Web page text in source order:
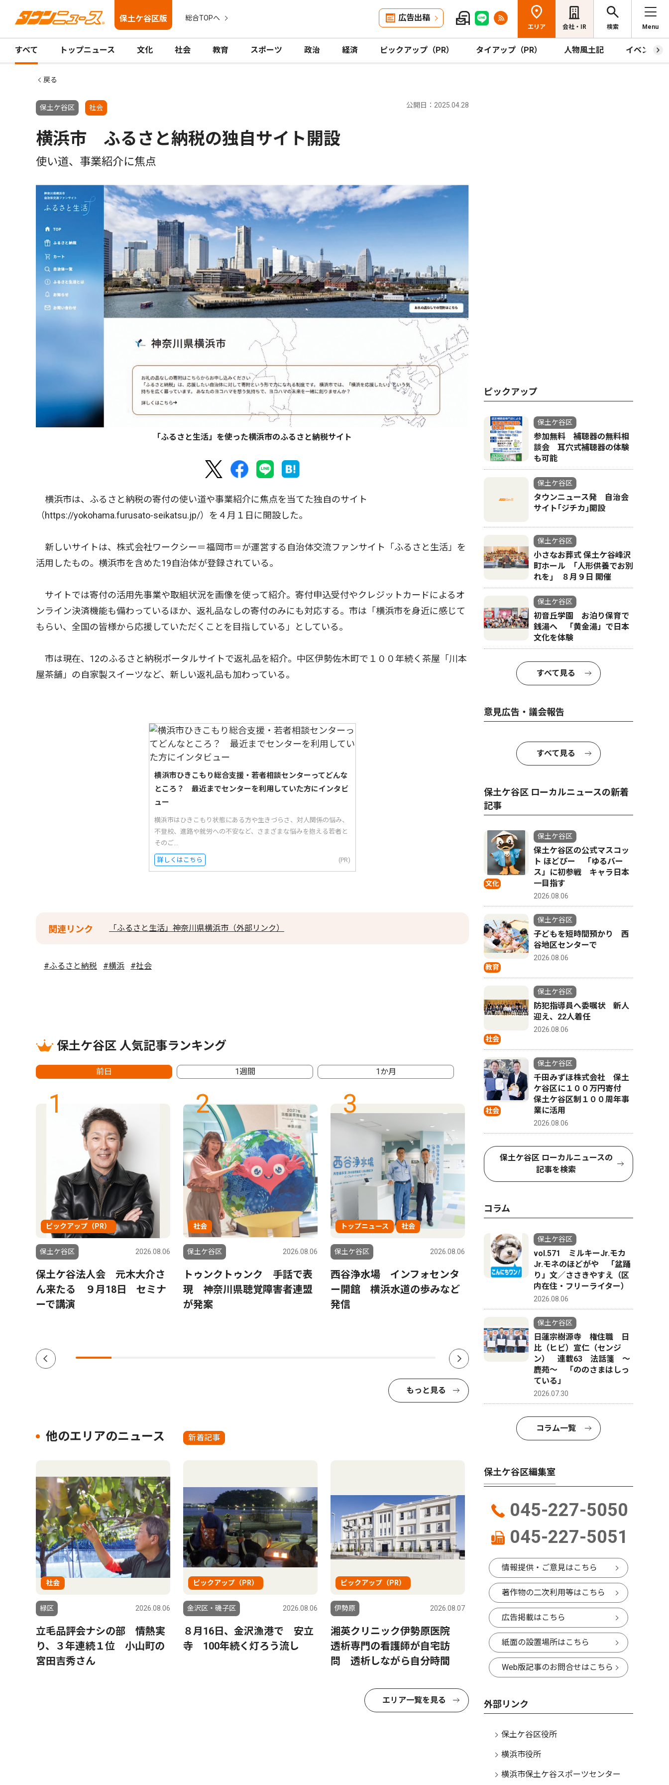
保土ケ谷区版 総合TOPへ 広告出稿
エリア 会社・IR 検索 Menu
すべて トップニュース 文化 社会 教育 スポーツ 政治 経済 ピックアップ（PR） タイアップ（PR） 人物風土記 イベント
戻る
保土ケ谷区 社会 公開日：2025.04.28
横浜市 ふるさと納税の独自サイト開設
使い道、事業紹介に焦点
「ふるさと生活」を使った横浜市のふるさと納税サイト
横浜市は、ふるさと納税の寄付の使い道や事業紹介に焦点を当てた独自のサイト
（https://yokohama.furusato-seikatsu.jp/）を４月１日に開設した。
新しいサイトは、株式会社ワークシー＝福岡市＝が運営する自治体交流ファンサイト「ふるさと生活」を
活用したもの。横浜市を含めた19自治体が登録されている。
サイトでは寄付の活用先事業や取組状況を画像を使って紹介。寄付申込受付やクレジットカードによるオ
ンライン決済機能も備わっているほか、返礼品なしの寄付のみにも対応する。市は「横浜市を身近に感じて
もらい、全国の皆様から応援していただくことを目指している」としている。
市は現在、12のふるさと納税ポータルサイトで返礼品を紹介。中区伊勢佐木町で１００年続く茶屋「川本
屋茶舗」の自家製スイーツなど、新しい返礼品も加わっている。
横浜市ひきこもり総合支援・若者相談センターってどんな
ところ？ 最近までセンターを利用していた方にインタビ
ュー
横浜市はひきこもり状態にある方や生きづらさ、対人関係の悩み、
不登校、進路や就労への不安など、さまざまな悩みを抱える若者と
そのご...
詳しくはこちら (PR)
関連リンク 「ふるさと生活」神奈川県横浜市（外部リンク）
#ふるさと納税 #横浜 #社会
保土ケ谷区 人気記事ランキング
前日 1週間 1か月
1
ピックアップ（PR）
保土ケ谷区 2026.08.06
保土ケ谷法人会 元木大介さ
ん来たる ９月18日 セミナ
ーで講演
2
社会
保土ケ谷区 2026.08.06
トゥンクトゥンク 手話で表
現 神奈川県聴覚障害者連盟
が発案
3
トップニュース 社会
保土ケ谷区 2026.08.06
西谷浄水場 インフォセンタ
ー開館 横浜水道の歩みなど
発信
4
保土ケ谷区 2026.07.30
横浜市ひきこもり総合支援・
若者相談センターってどんな
ところ？ 最近までセンター
を利用していた方にインタビ
ュー
もっと見る
他のエリアのニュース 新着記事
社会
緑区 2026.08.06
立毛品評会ナシの部 情熱実
り、３年連続１位 小山町の
宮田吉秀さん
ピックアップ（PR）
金沢区・磯子区 2026.08.06
８月16日、金沢漁港で 安立
寺 100年続く灯ろう流し
ピックアップ（PR）
伊勢原 2026.08.07
湘英クリニック伊勢原医院
透析専門の看護師が自宅訪
問 透析しながら自分時間
エリア一覧を見る
ピックアップ
保土ケ谷区
参加無料 補聴器の無料相
談会 耳穴式補聴器の体験
も可能
保土ケ谷区
タウンニュース発 自治会
サイト｢ジチカ｣開設
保土ケ谷区
小さなお葬式 保土ケ谷峰沢
町ホール ｢人形供養でお別
れを｣ ８月９日 開催
保土ケ谷区
初音丘学園 お泊り保育で
銭湯へ 「黄金湯」で日本
文化を体験
すべて見る
意見広告・議会報告
すべて見る
保土ケ谷区 ローカルニュースの新着
記事
文化
保土ケ谷区
保土ケ谷区の公式マスコッ
ト ほどぴー 「ゆるバー
ス」に初参戦 キャラ日本
一目指す
2026.08.06
教育
保土ケ谷区
子どもを短時間預かり 西
谷地区センターで
2026.08.06
社会
保土ケ谷区
防犯指導員へ委嘱状 新人
迎え、22人着任
2026.08.06
社会
保土ケ谷区
千田みずほ株式会社 保土
ケ谷区に１００万円寄付
保土ケ谷区制１００周年事
業に活用
2026.08.06
保土ケ谷区 ローカルニュースの
記事を検索
コラム
保土ケ谷区
vol.571 ミルキーJr.モカ
Jr.モネのほどがや 「盆踊
り」文／ささきやすえ（区
内在住・フリーライター）
2026.08.06
保土ケ谷区
日蓮宗樹源寺 権住職 日
比（ヒビ）宣仁（センジ
ン） 連載63 法話箋 〜
鹿苑〜 「ののさまはしっ
ている」
2026.07.30
コラム一覧
保土ケ谷区編集室
045-227-5050
045-227-5051
情報提供・ご意見はこちら
著作物の二次利用等はこちら
広告掲載はこちら
紙面の設置場所はこちら
Web版記事のお問合せはこちら
外部リンク
保土ケ谷区役所
横浜市役所
横浜市保土ケ谷スポーツセンター